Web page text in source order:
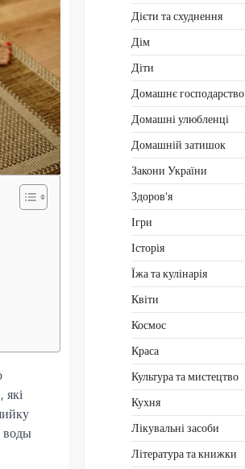
воды
Дієти та схуднення
Дім
Діти
Домашнє господарство
Домашні улюбленці
Домашній затишок
Закони України
Здоров'я
Ігри
Історія
Їжа та кулінарія
Квіти
Космос
Краса
Культура та мистецтво
Кухня
Лікувальні засоби
Література та книжки